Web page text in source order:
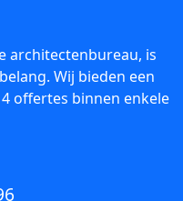
architectenbureau, is
Wij bieden een
offertes binnen enkele